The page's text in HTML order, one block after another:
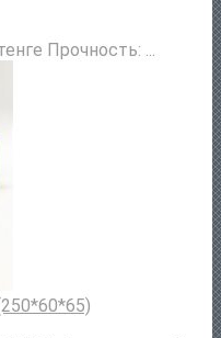
Прочность: ...